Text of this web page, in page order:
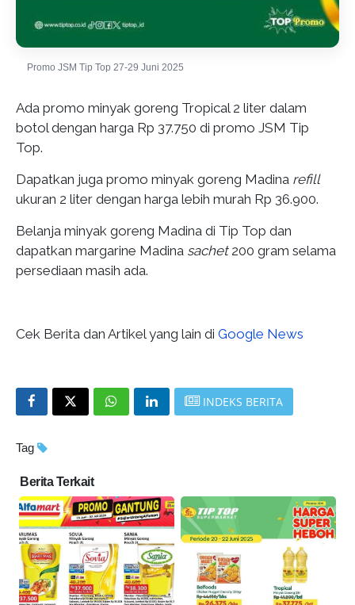
Promo JSM Tip Top 27-29 Juni 2025
Ada promo minyak goreng Tropical 2 liter dalam
botol dengan harga Rp 37.750 di promo JSM Tip
Top.
Dapatkan juga promo minyak goreng Madina refill
ukuran 2 liter dengan harga lebih murah Rp 36.900.
Belanja minyak goreng Madina di Tip Top dan
dapatkan margarine Madina sachet 200 gram selama
persediaan masih ada.
Cek Berita dan Artikel yang lain di Google News
INDEKS BERITA
Tag
Berita Terkait